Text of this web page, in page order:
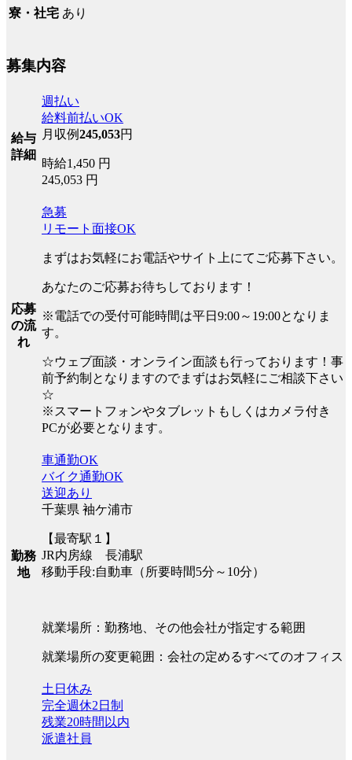
寮・社宅 あり
募集内容
給与
詳細
週払い
給料前払いOK
月収例245,053円
時給1,450 円
245,053 円
応募
の流
れ
急募
リモート面接OK
まずはお気軽にお電話やサイト上にてご応募下さい。
あなたのご応募お待ちしております！
※電話での受付可能時間は平日9:00～19:00となりま
す。
☆ウェブ面談・オンライン面談も行っております！事
前予約制となりますのでまずはお気軽にご相談下さい
☆
※スマートフォンやタブレットもしくはカメラ付き
PCが必要となります。
勤務
地
車通勤OK
バイク通勤OK
送迎あり
千葉県 袖ケ浦市
【最寄駅１】
JR内房線 長浦駅
移動手段:自動車（所要時間5分～10分）
就業場所：勤務地、その他会社が指定する範囲
就業場所の変更範囲：会社の定めるすべてのオフィス
土日休み
完全週休2日制
残業20時間以内
派遣社員